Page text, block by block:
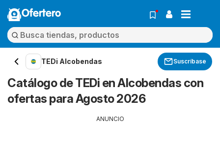
Ofertero
TEDi Alcobendas Suscríbase
Catálogo de TEDi en Alcobendas con
ofertas para Agosto 2026
ANUNCIO